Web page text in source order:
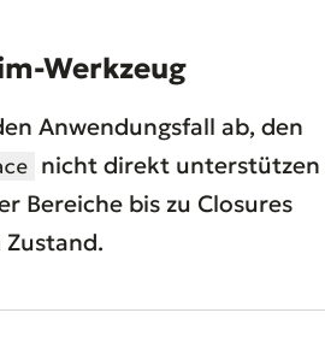
Werkzeug
Anwendungsfall ab, den
nicht direkt unterstützen
Bereiche bis zu Closures